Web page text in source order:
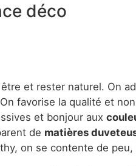
déco
et rester naturel. On
favorise la qualité et
et bonjour aux
de matières
on se contente de peu,